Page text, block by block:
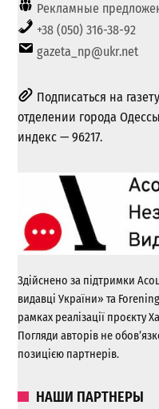
Рекламные
+38 (050) 316-38-92
gazeta_np@ukr.net
Подписаться на
отделении города
индекс — 96217.
Здійснено за підтримки
видавці України» та
рамках реалізації проєкту
Погляди авторів не
позицією партнерів.
НАШИ ПАРТНЕРЫ